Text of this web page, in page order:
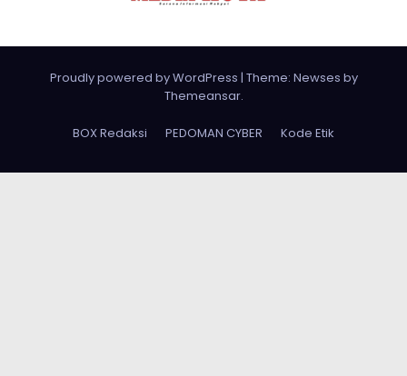
Proudly powered by WordPress | Theme: Newses by
Themeansar.
BOX Redaksi PEDOMAN CYBER Kode Etik